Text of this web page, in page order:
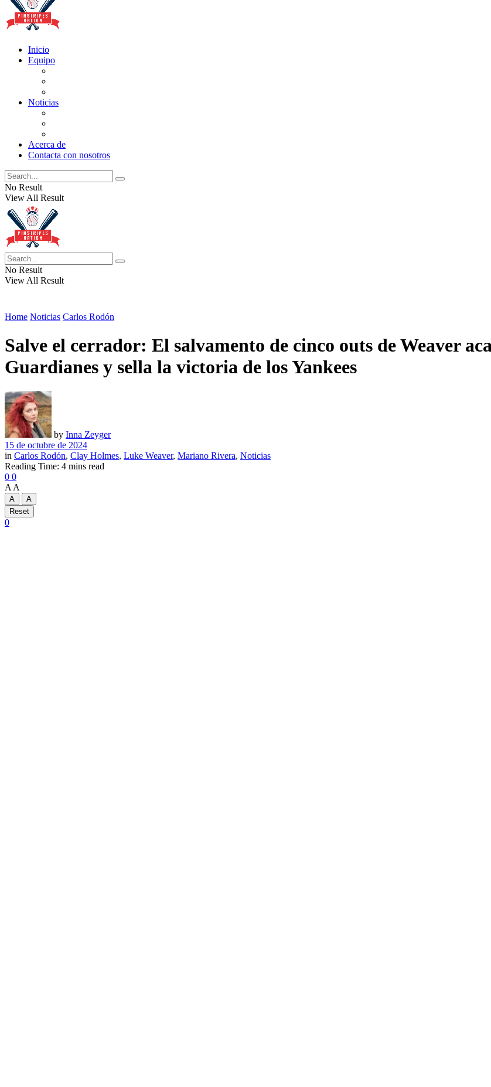
to
Inicio
Equipo
Noticias
Acerca de
Contacta con nosotros
No Result
View All Result
No Result
View All Result
Home Noticias Carlos Rodón
Salve el cerrador: El salvamento de cinco outs de Weaver
Guardianes y sella la victoria de los Yankees
by Inna Zeyger
15 de octubre de 2024
in Carlos Rodón, Clay Holmes, Luke Weaver, Mariano Rivera, Noticias
Reading Time: 4 mins read
0 0
A A
A
A
Reset
0